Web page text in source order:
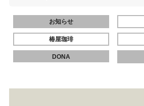
お知らせ
椿屋珈琲
DONA